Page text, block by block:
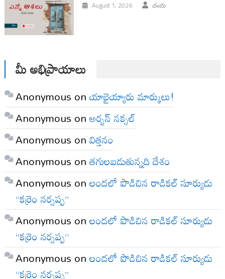
August 1, 2026 చందు
మీ అభిప్రాయాలు
Anonymous onయాభైయ్యారు మార్కులు!
Anonymous onఅర్బన్ నక్సల్
Anonymous onవిత్తనం
Anonymous onతగులబడుతున్నది దేశం
Anonymous onలందలో పొడిచిన రాడికల్ సూర్యుడు
“కర్రెం నర్సప్ప”
Anonymous onలందలో పొడిచిన రాడికల్ సూర్యుడు
“కర్రెం నర్సప్ప”
Anonymous onలందలో పొడిచిన రాడికల్ సూర్యుడు
“కర్రెం నర్సప్ప”